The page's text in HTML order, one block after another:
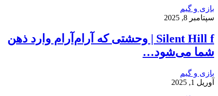
بازی و گیم
سپتامبر 8, 2025
Silent Hill f | وحشتی که آرام‌آرام وارد ذهن
شما می‌شود…
بازی و گیم
آوریل 1, 2025